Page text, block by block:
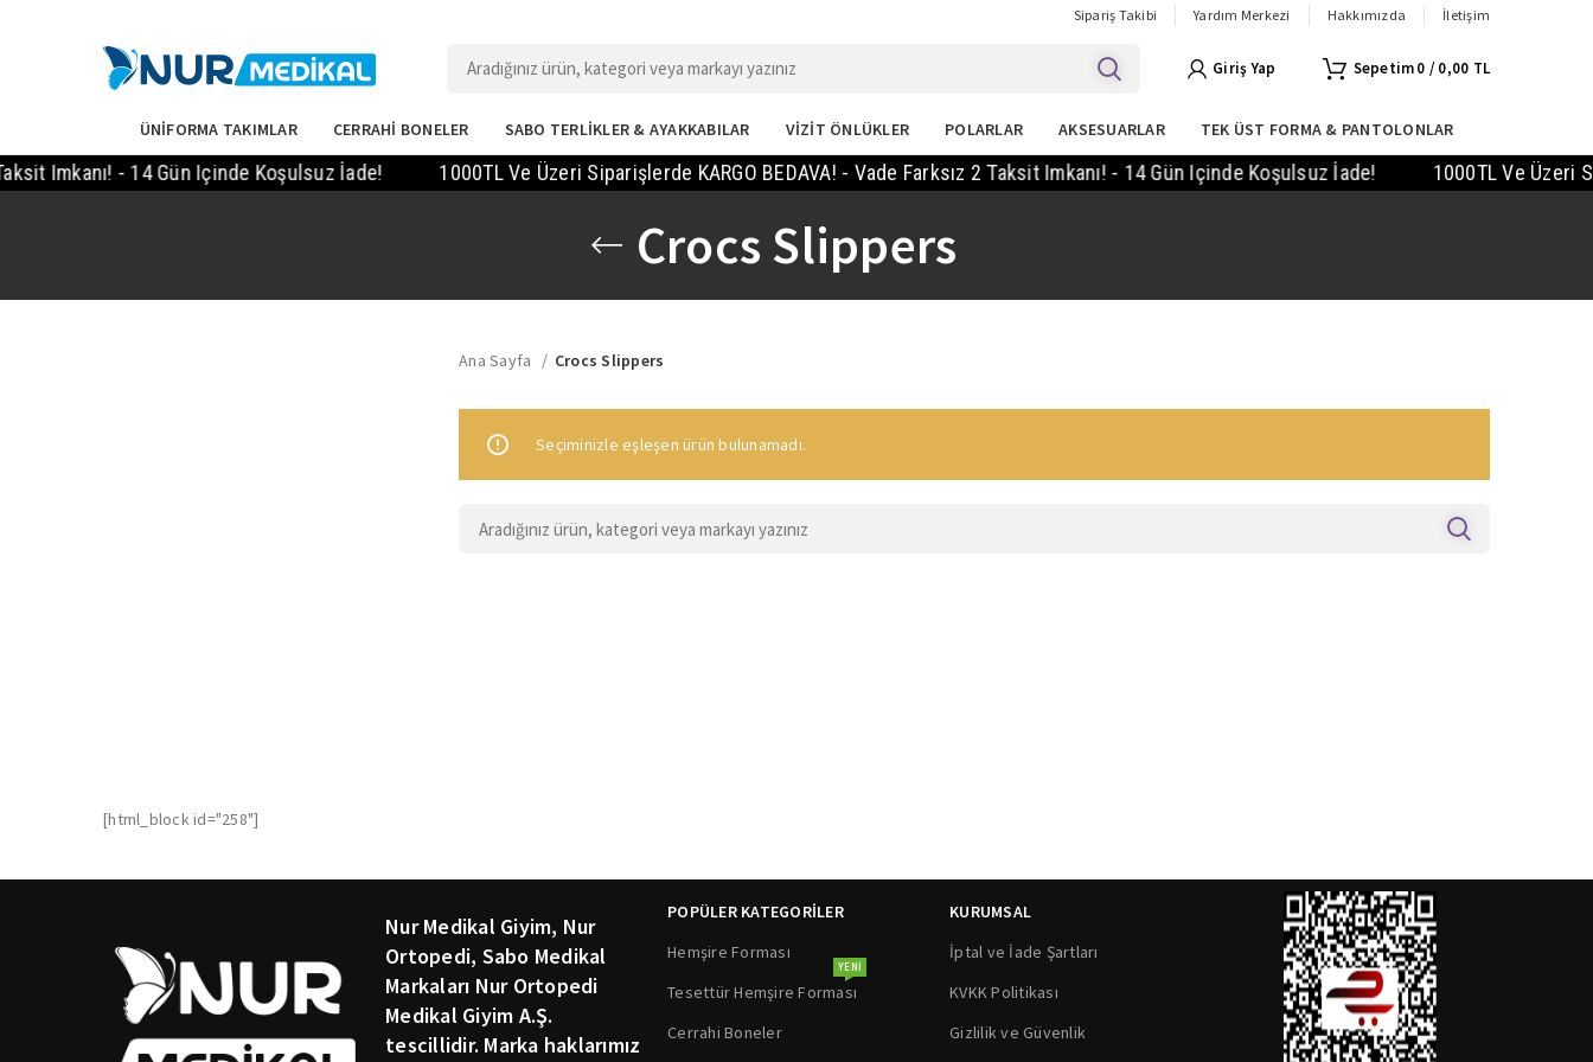
Sipariş Takibi Yardım Merkezi Hakkımızda İletişim
Giriş Yap 0 / 0,00 TL
ÜNİFORMA TAKIMLAR CERRAHİ BONELER SABO TERLİKLER & AYAKKABILAR VİZİT ÖNLÜKLER POLARLAR AKSESUARLAR TEK ÜST FORMA & PANTOLONLAR
Imkanı! - 14 Gün Içinde Koşulsuz İade! 1000TL Ve Üzeri Siparişlerde KARGO BEDAVA! - Vade Farksız 2 Taksit Imkanı! - 14 Gün Içinde Koşulsuz İade! 1000TL Ve Üzeri
Crocs Slippers
Ana Sayfa Crocs Slippers
Seçiminizle eşleşen ürün bulunamadı.
[html_block id="258"]
Nur Medikal Giyim, Nur
Ortopedi, Sabo Medikal
Markaları Nur Ortopedi
Medikal Giyim A.Ş.
tescillidir. Marka haklarımız
POPÜLER KATEGORİLER
Hemşire Forması
Tesettür Hemşire Forması
YENI
Cerrahi Boneler
KURUMSAL
İptal ve İade Şartları
KVKK Politikası
Gizlilik ve Güvenlik